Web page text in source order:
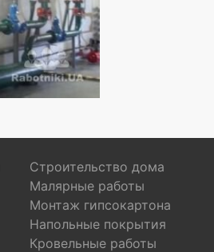
Строительство дома
Малярные работы
Монтаж гипсокартона
Напольные покрытия
Кровельные работы